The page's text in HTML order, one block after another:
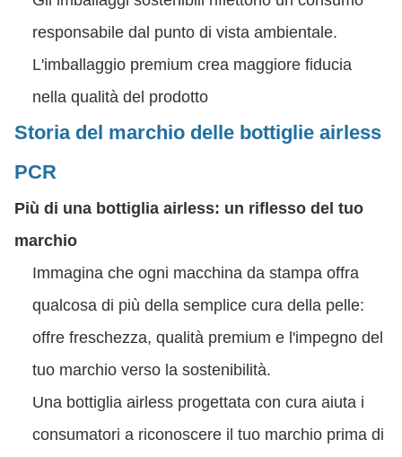
responsabile dal punto di vista ambientale.
L'imballaggio premium crea maggiore fiducia
nella qualità del prodotto
Storia del marchio delle bottiglie airless
PCR
Più di una bottiglia airless: un riflesso del tuo
marchio
Immagina che ogni macchina da stampa offra
qualcosa di più della semplice cura della pelle:
offre freschezza, qualità premium e l'impegno del
tuo marchio verso la sostenibilità.
Una bottiglia airless progettata con cura aiuta i
consumatori a riconoscere il tuo marchio prima di